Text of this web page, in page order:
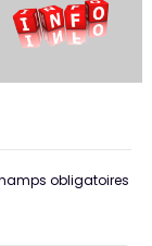
obligatoires